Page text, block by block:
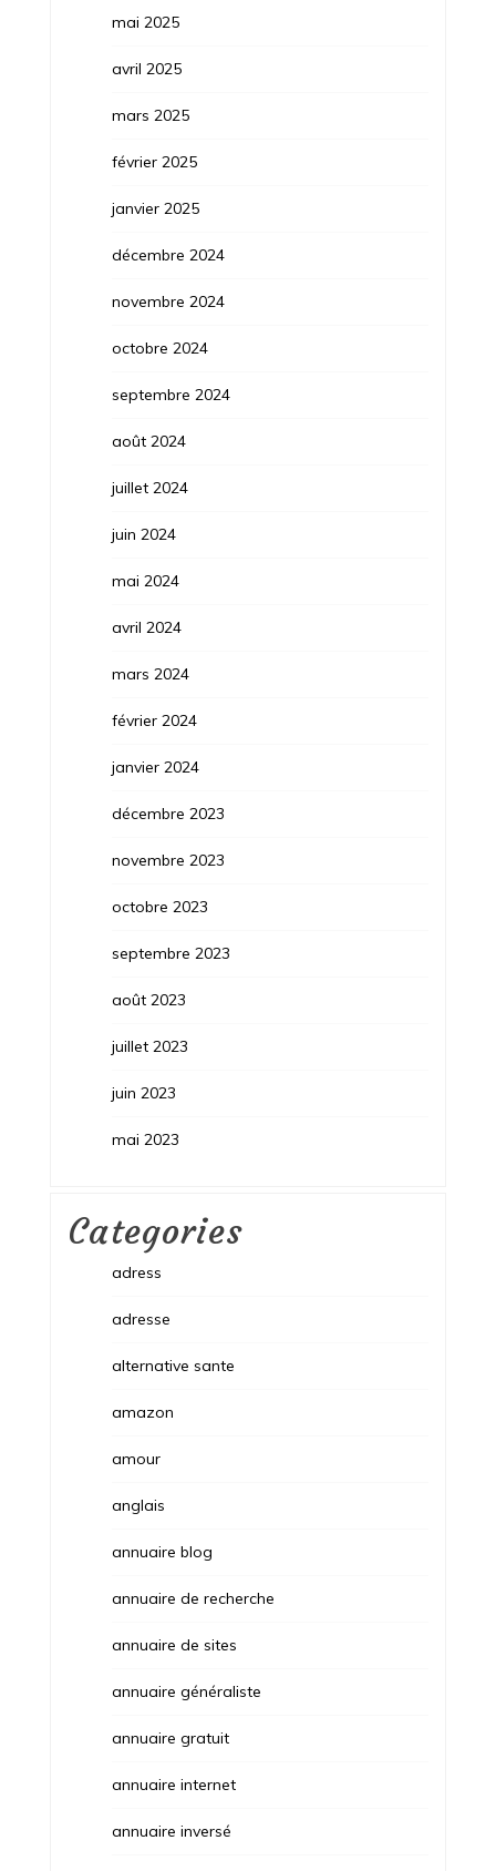
mai 2025
avril 2025
mars 2025
février 2025
janvier 2025
décembre 2024
novembre 2024
octobre 2024
septembre 2024
août 2024
juillet 2024
juin 2024
mai 2024
avril 2024
mars 2024
février 2024
janvier 2024
décembre 2023
novembre 2023
octobre 2023
septembre 2023
août 2023
juillet 2023
juin 2023
mai 2023
Categories
adress
adresse
alternative sante
amazon
amour
anglais
annuaire blog
annuaire de recherche
annuaire de sites
annuaire généraliste
annuaire gratuit
annuaire internet
annuaire inversé